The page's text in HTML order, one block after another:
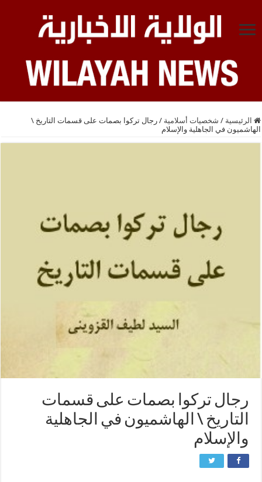
الرئيسية / شخصيات أسلامية / رجال تركوا بصمات على قسمات التاريخ \
الهاشميون في الجاهلية والإسلام
رجال تركوا بصمات على قسمات
التاريخ \ الهاشميون في الجاهلية
والإسلام